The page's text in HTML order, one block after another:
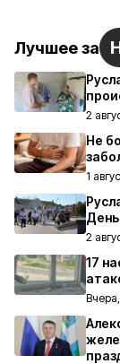
Лучшее за
2
Не
1
2
17